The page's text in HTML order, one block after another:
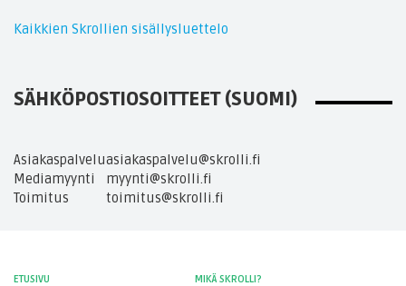
Kaikkien Skrollien sisällysluettelo
SÄHKÖPOSTIOSOITTEET (SUOMI)
Asiakaspalveluasiakaspalvelu@skrolli.fi
Mediamyynti
myynti@skrolli.fi
Toimitus
toimitus@skrolli.fi
ETUSIVU MIKÄ SKROLLI?